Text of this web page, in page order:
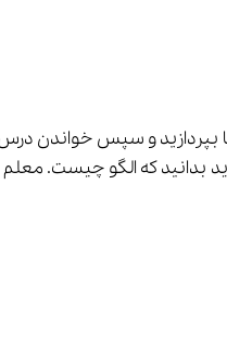
به این موضوع را فراموش کرده‌اید بهتر است ابتدا به مرور